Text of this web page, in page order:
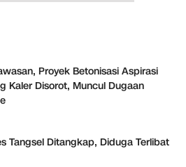
Proyek Betonisasi Aspirasi
Kaler Disorot, Muncul Dugaan
Tangsel Ditangkap, Diduga Terlibat